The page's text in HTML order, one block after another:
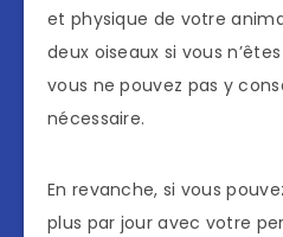
et physique de votre
deux oiseaux si vous
vous ne pouvez pas y
nécessaire.
En revanche, si vous
plus par jour avec votre